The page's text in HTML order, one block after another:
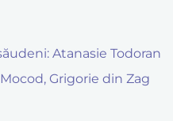
Atanasie Todoran
Grigorie din Zag